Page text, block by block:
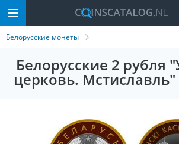
Белорусские монеты
Белорусские 2 рубля
церковь. Мстиславль"